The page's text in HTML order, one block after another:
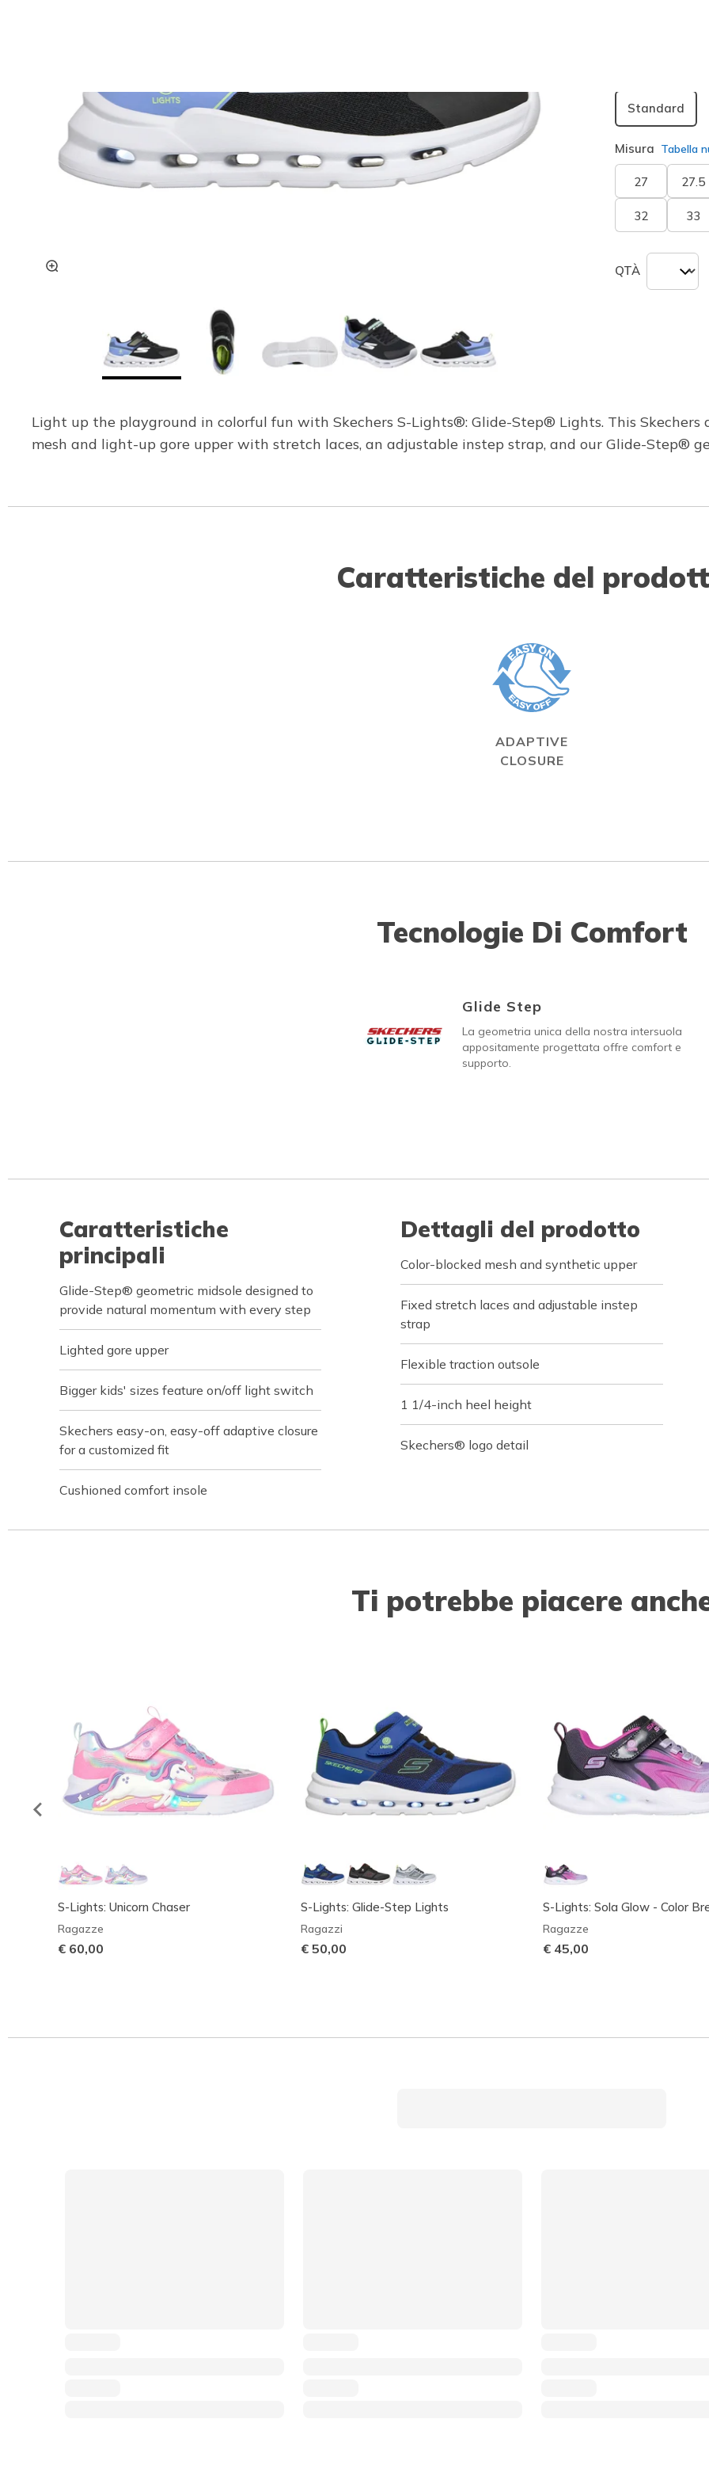
Standard
Misura Tabella
27 27.5
32 33
QTÀ
Light up the playground in colorful fun with Skechers S-Lights®: Glide-Step® Lights. This
mesh and light-up gore upper with stretch laces, an adjustable instep strap, and our Glide-Step®
Caratteristiche del
ADAPTIVE
CLOSURE
Tecnologie Di Comfort
Glide Step
La geometria unica della nostra intersuola
appositamente progettata offre comfort e
supporto.
Caratteristiche
principali
Glide-Step® geometric midsole designed to
provide natural momentum with every step
Lighted gore upper
Bigger kids' sizes feature on/off light switch
Skechers easy-on, easy-off adaptive closure
for a customized fit
Cushioned comfort insole
Dettagli del prodotto
Color-blocked mesh and synthetic upper
Fixed stretch laces and adjustable instep
strap
Flexible traction outsole
1 1/4-inch heel height
Skechers® logo detail
Ti potrebbe piacere
S-Lights: Unicorn Chaser
Ragazze
€ 60,00
S-Lights: Glide-Step Lights
Ragazzi
€ 50,00
S-Lights: Sola Glow - Color
Ragazze
€ 45,00